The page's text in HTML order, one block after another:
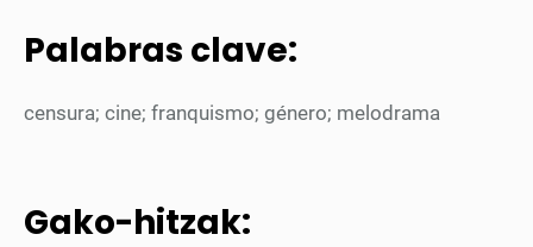
Palabras clave:
censura; cine; franquismo; género; melodrama
Gako-hitzak: